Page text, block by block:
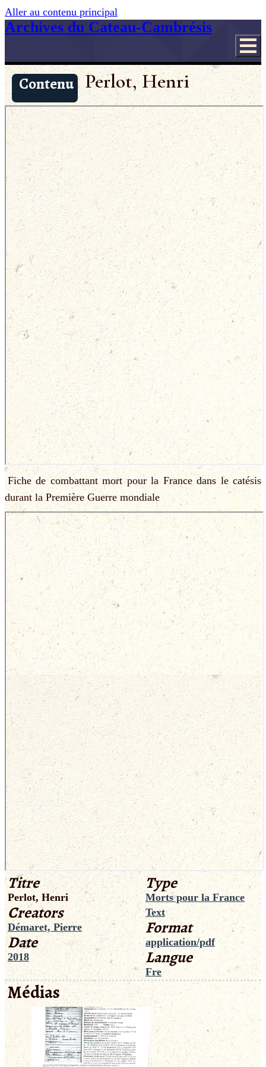
Aller au contenu principal
Archives du Cateau-Cambrésis
Contenu Perlot, Henri
Fiche de combattant mort pour la France dans le catésis
durant la Première Guerre mondiale
Titre
Perlot, Henri
Creators
Démaret, Pierre
Date
2018
Type
Morts pour la France
Text
Format
application/pdf
Langue
Fre
Médias